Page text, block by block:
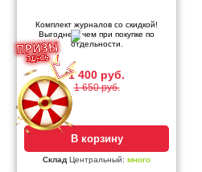
Комплект журналов со скидкой!
Выгоднее, чем при покупке по
отдельности.
1 400 руб.
1 650 руб.
В корзину
Склад Центральный: много